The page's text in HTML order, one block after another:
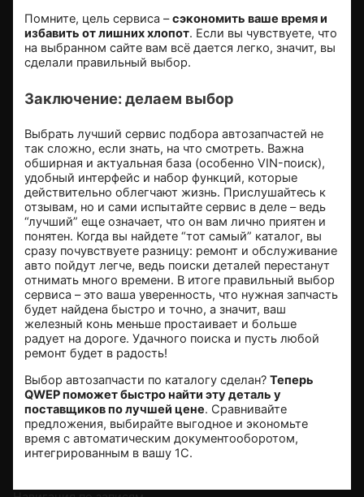
Помните, цель сервиса –сэкономить ваше время и
избавить от лишних хлопот. Если вы чувствуете, что
на выбранном сайте вам всё дается легко, значит, вы
сделали правильный выбор.
Заключение: делаем выбор
Выбрать лучший сервис подбора автозапчастей не
так сложно, если знать, на что смотреть. Важна
обширная и актуальная база (особенно VIN-поиск),
удобный интерфейс и набор функций, которые
действительно облегчают жизнь. Прислушайтесь к
отзывам, но и сами испытайте сервис в деле – ведь
“лучший” еще означает, что он вам лично приятен и
понятен. Когда вы найдете “тот самый” каталог, вы
сразу почувствуете разницу: ремонт и обслуживание
авто пойдут легче, ведь поиски деталей перестанут
отнимать много времени. В итоге правильный выбор
сервиса – это ваша уверенность, что нужная запчасть
будет найдена быстро и точно, а значит, ваш
железный конь меньше простаивает и больше
радует на дороге. Удачного поиска и пусть любой
ремонт будет в радость!
Выбор автозапчасти по каталогу сделан?Теперь
QWEP поможет быстро найти эту деталь у
поставщиковпо лучшей цене. Сравнивайте
предложения, выбирайте выгодное и экономьте
время с автоматическим документооборотом,
интегрированным в вашу 1С.